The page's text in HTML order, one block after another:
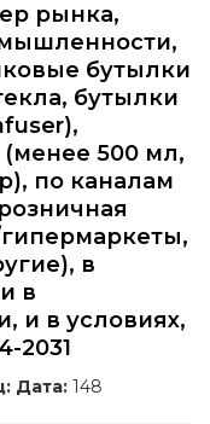
рынка,
бутылки
бутылки
500 мл,
по каналам
в
в
и в условиях,
2031
Дата: 148